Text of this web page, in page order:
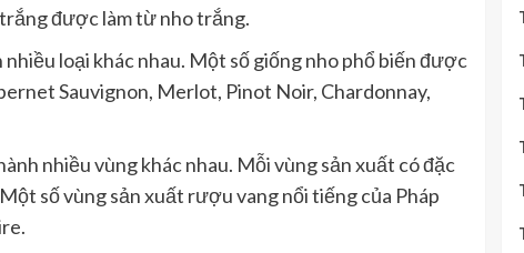
được làm từ nho trắng.
loại khác nhau. Một số giống nho phổ biến được
Sauvignon, Merlot, Pinot Noir, Chardonnay,
nhiều vùng khác nhau. Mỗi vùng sản xuất có đặc
số vùng sản xuất rượu vang nổi tiếng của Pháp